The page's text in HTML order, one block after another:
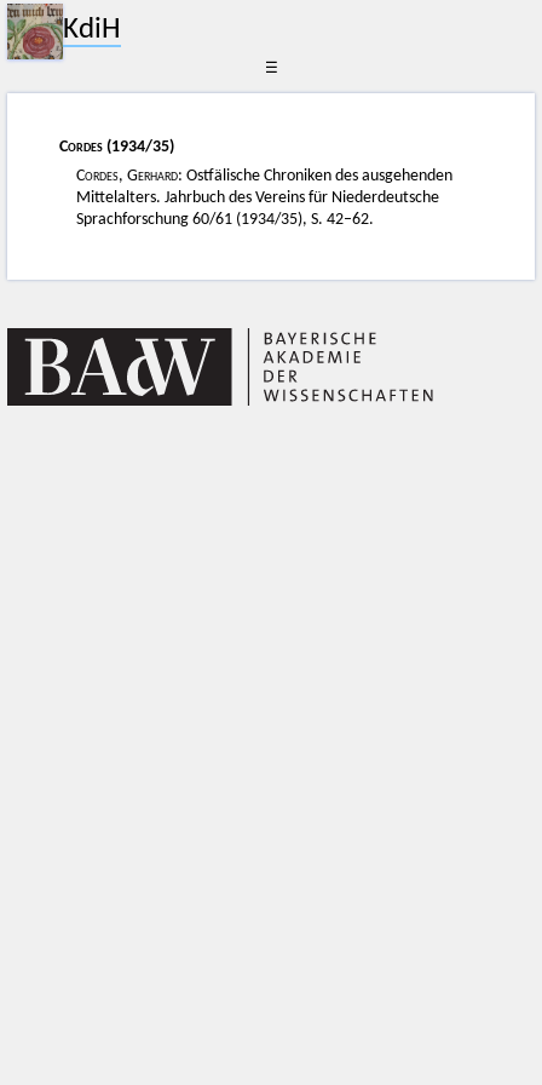
KdiH
☰
Cordes (1934/35)
Cordes, Gerhard: Ostfälische Chroniken des ausgehenden
Mittelalters. Jahrbuch des Vereins für Niederdeutsche
Sprachforschung 60/61 (1934/35), S. 42–62.